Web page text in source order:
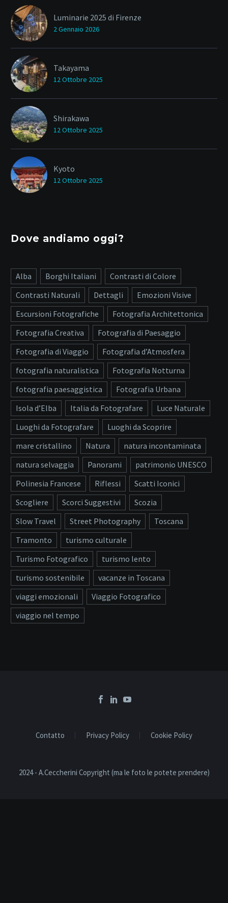
Luminarie 2025 di Firenze
2 Gennaio 2026
Takayama
12 Ottobre 2025
Shirakawa
12 Ottobre 2025
Kyoto
12 Ottobre 2025
Dove andiamo oggi?
Alba Borghi Italiani
Contrasti di Colore
Contrasti Naturali
Dettagli
Emozioni Visive
Escursioni Fotografiche
Fotografia Architettonica
Fotografia Creativa
Fotografia di Paesaggio
Fotografia di Viaggio
Fotografia d’Atmosfera
fotografia naturalistica
Fotografia Notturna
fotografia paesaggistica
Fotografia Urbana
Isola d’Elba
Italia da Fotografare
Luce Naturale
Luoghi da Fotografare
Luoghi da Scoprire
mare cristallino
Natura
natura incontaminata
natura selvaggia
Panorami
patrimonio UNESCO
Polinesia Francese
Riflessi
Scatti Iconici
Scogliere
Scorci Suggestivi
Scozia
Slow Travel
Street Photography
Toscana
Tramonto
turismo culturale
Turismo Fotografico
turismo lento
turismo sostenibile
vacanze in Toscana
viaggi emozionali
Viaggio Fotografico
viaggio nel tempo
Contatto Privacy Policy Cookie Policy
2024 - A.Ceccherini Copyright (ma le foto le potete prendere)